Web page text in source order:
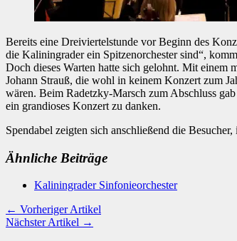
Bereits eine Dreiviertelstunde vor Beginn des
die Kaliningrader ein Spitzenorchester sind“,
Doch dieses Warten hatte sich gelohnt. Mit einem
Johann Strauß, die wohl in keinem Konzert zum
wären. Beim Radetzky-Marsch zum Abschluss
ein grandioses Konzert zu danken.
Spendabel zeigten sich anschließend die
Ähnliche Beiträge
Kaliningrader Sinfonieorchester
← Vorheriger Artikel
Nächster Artikel →